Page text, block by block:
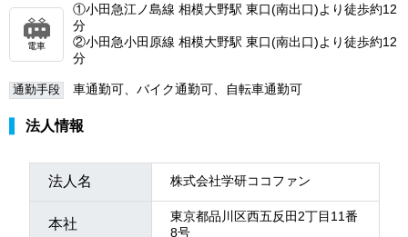
電車
①小田急江ノ島線 相模大野駅 東口(南出口)より徒歩約12
分
②小田急小田原線 相模大野駅 東口(南出口)より徒歩約12
分
通勤手段 車通勤可、バイク通勤可、自転車通勤可
法人情報
法人名 株式会社学研ココファン
本社
東京都品川区西五反田2丁目11番
8号